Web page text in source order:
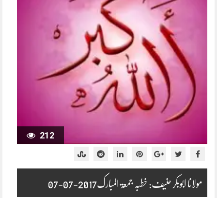
212
مولانا ابوبکر حنیف: خطبہ جمعۃ المبارک2017-07-07